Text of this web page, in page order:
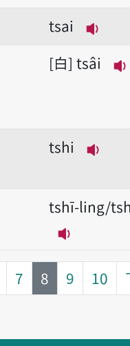
播放
tsai
播放
白 tsâi
tshi
播
tshī-ling/
播放音
7 第
8 9 10